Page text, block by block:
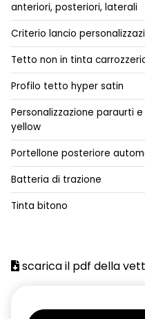
avatar virtuale Reno con
caricatore di bordo trifase
AC11kW,corrente continua
caricatore smartphone
cavo di ricarica Modo 3 con
cerchi in lega da 18''
Charge Pass
climatizzatore automatico
distance warning avviso
anteriori, posteriori, laterali
Criterio lancio
Tetto non in tinta
Profilo tetto hyper satin
Personalizzazione paraurti
yellow
Portellone posteriore
Batteria di trazione
Tinta bitono
scarica il pdf della